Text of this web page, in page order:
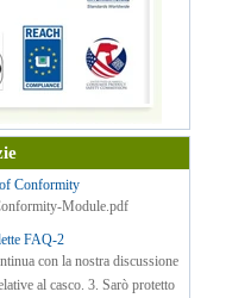
Conformity
Module.pdf
FAQ-2
con la nostra discussione
al casco. 3. Sarò protetto